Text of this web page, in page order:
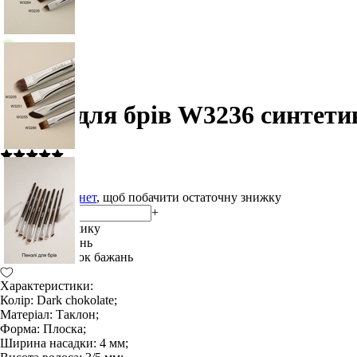
В наявності
W3236
Кисть для брів W3236
345.00 ₴
Увійдіть в кабінет, щоб побачити остаточну знижку
+
Додати до кошику
В списку бажань
Додати в список бажань
Характеристики:
Колір: Dark chokolate;
Матеріал: Таклон;
Форма: Плоска;
Ширина насадки: 4 мм;